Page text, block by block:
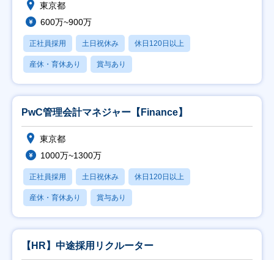
東京都
600万~900万
正社員採用 土日祝休み 休日120日以上
産休・育休あり 賞与あり
PwC管理会計マネジャー【Finance】
東京都
1000万~1300万
正社員採用 土日祝休み 休日120日以上
産休・育休あり 賞与あり
【HR】中途採用リクルーター